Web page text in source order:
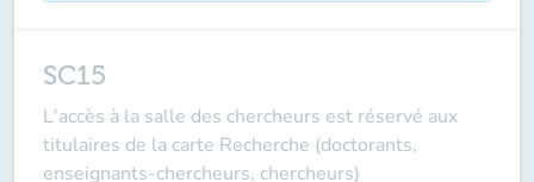
SC15
L'accès à la salle des chercheurs est réservé aux
titulaires de la carte Recherche (doctorants,
enseignants-chercheurs, chercheurs)